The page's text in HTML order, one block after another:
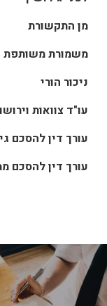
מן התקשורת
משמורת משותפת
ניכור הורי
עו"ד צוואות
עורך דין להסכם
עורך דין להסכם